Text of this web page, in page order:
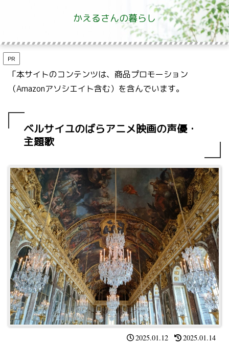
かえるさんの暮らし
PR
「本サイトのコンテンツは、商品プロモーション
（Amazonアソシエイト含む）を含んでいます。
ベルサイユのばらアニメ映画の声優・
主題歌
2025.01.12 2025.01.14